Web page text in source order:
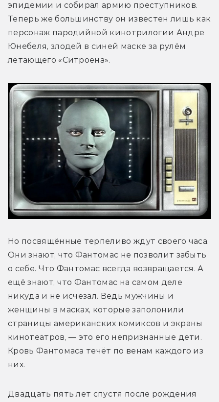
эпидемии и собирал армию преступников.
Теперь же большинству он известен лишь как
персонаж пародийной кинотрилогии Андре
Юнебеля, злодей в синей маске за рулём
летающего «Ситроена».
Но посвящённые терпеливо ждут своего часа.
Они знают, что Фантомас не позволит забыть
о себе. Что Фантомас всегда возвращается. А
ещё знают, что Фантомас на самом деле
никуда и не исчезал. Ведь мужчины и
женщины в масках, которые заполонили
страницы американских комиксов и экраны
кинотеатров, — это его непризнанные дети.
Кровь Фантомаса течёт по венам каждого из
них.
Двадцать пять лет спустя после рождения